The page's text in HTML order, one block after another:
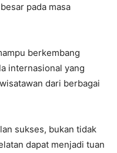
pada masa
berkembang
internasional yang
dari berbagai
sukses, bukan tidak
dapat menjadi tuan